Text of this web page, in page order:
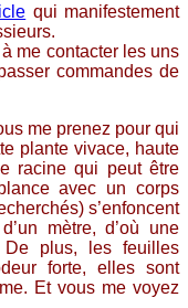
qui manifestement
me contacter les uns
commandes de
me prenez pour qui
plante vivace, haute
racine qui peut être
avec un corps
s’enfoncent
mètre, d’où une
De plus, les feuilles
forte, elles sont
Et vous me voyez